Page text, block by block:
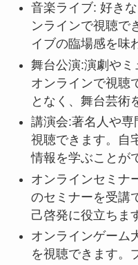
音楽ライブ: 好き
ンラインで視聴で
イブの臨場感を味
舞台公演:演劇や
オンラインで視聴
となく、舞台芸術
講演会:著名人や
視聴できます。自
情報を学ぶことが
オンラインセミナ
のセミナーを受講
己啓発に役立ちま
オンラインゲーム
を視聴できます。